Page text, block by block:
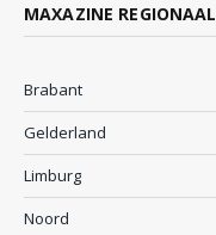
MAXAZINE REGIONAAL
Brabant
Gelderland
Limburg
Noord